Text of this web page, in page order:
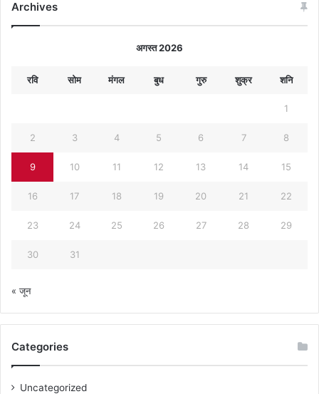
Archives
अगस्त 2026
रवि सोम मंगल बुध गुरु शुक्र शनि
1
2 3 4 5 6 7 8
9 10 11 12 13 14 15
16 17 18 19 20 21 22
23 24 25 26 27 28 29
30 31
« जून
Categories
Uncategorized